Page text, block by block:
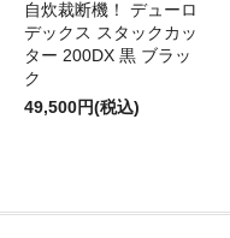
自炊裁断機！ デューロ
デックス スタックカッ
ター 200DX 黒 ブラッ
ク
49,500円(税込)